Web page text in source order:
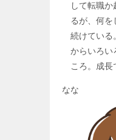
して転職
るが、何を
続けている
からいろい
ころ。成長
なな